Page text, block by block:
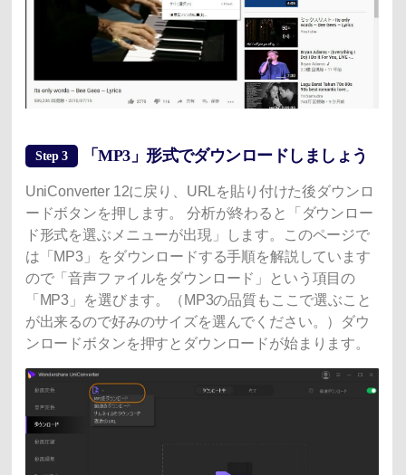
Step 3 「MP3」形式でダウンロードしましょう
UniConverter 12に戻り、URLを貼り付けた後ダウンロ
ードボタンを押します。 分析が終わると「ダウンロー
ド形式を選ぶメニューが出現」します。このページで
は「MP3」をダウンロードする手順を解説しています
ので「音声ファイルをダウンロード」という項目の
「MP3」を選びます。（MP3の品質もここで選ぶこと
が出来るので好みのサイズを選んでください。）ダウ
ンロードボタンを押すとダウンロードが始まります。